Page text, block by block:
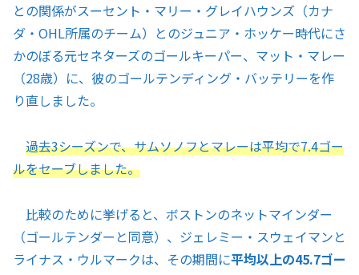
との関係がスーセント・マリー・グレイハウンズ（カナ
ダ・OHL所属のチーム）とのジュニア・ホッケー時代にさ
かのぼる元セネターズのゴールキーパー、マット・マレー
（28歳）に、彼のゴールテンディング・バッテリーを作
り直しました。
過去3シーズンで、サムソノフとマレーは平均で7.4ゴー
ルをセーブしました。
比較のために挙げると、ボストンのネットマインダー
（ゴールテンダーと同意）、ジェレミー・スウェイマンと
ライナス・ウルマークは、その期間に平均以上の45.7ゴー